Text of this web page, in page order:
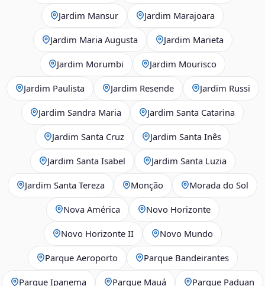
Jardim Mansur Jardim Marajoara
Jardim Maria Augusta Jardim Marieta
Jardim Morumbi Jardim Mourisco
Jardim Paulista Jardim Resende Jardim Russi
Jardim Sandra Maria Jardim Santa Catarina
Jardim Santa Cruz Jardim Santa Inês
Jardim Santa Isabel Jardim Santa Luzia
Jardim Santa Tereza Monção Morada do Sol
Nova América Novo Horizonte
Novo Horizonte II Novo Mundo
Parque Aeroporto Parque Bandeirantes
Parque Ipanema Parque Mauá Parque Paduan